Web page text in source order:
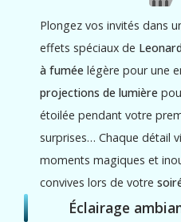
Plongez vos invités dans
effets spéciaux de
à fumée légère pour une
projections de lumière
étoilée pendant votre
surprises… Chaque détail
moments magiques et
convives lors de votre
Éclairage